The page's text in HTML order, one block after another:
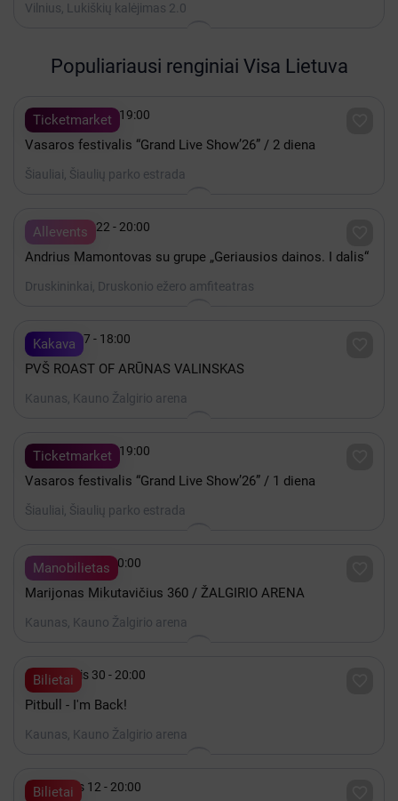
Vilnius, Lukiškių kalėjimas 2.0
Populiariausi renginiai Visa Lietuva
Ticketmarket
 Rugpjūtis 08 - 19:00
Vasaros festivalis “Grand Live Show’26” / 2 diena
Šiauliai, Šiaulių parko estrada
Allevents
 Rugpjūtis 22 - 20:00
Andrius Mamontovas su grupe „Geriausios dainos. I dalis“
Druskininkai, Druskonio ežero amfiteatras
Kakava
 Spalis 17 - 18:00
PVŠ ROAST OF ARŪNAS VALINSKAS
Kaunas, Kauno Žalgirio arena
Ticketmarket
 Rugpjūtis 07 - 19:00
Vasaros festivalis “Grand Live Show’26” / 1 diena
Šiauliai, Šiaulių parko estrada
Manobilietas
 Gruodis 19 - 20:00
Marijonas Mikutavičius 360 / ŽALGIRIO ARENA
Kaunas, Kauno Žalgirio arena
Bilietai
 Lapkritis 30 - 20:00
Pitbull - I'm Back!
Kaunas, Kauno Žalgirio arena
Bilietai
 Gruodis 12 - 20:00